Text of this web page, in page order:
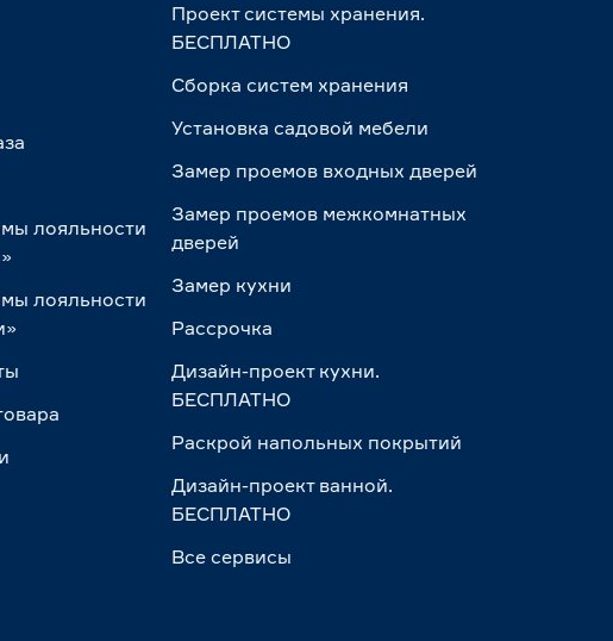
лояльности
лояльности
Проект системы хранения.
БЕСПЛАТНО
Сборка систем хранения
Установка садовой мебели
Замер проемов входных дверей
Замер проемов межкомнатных
дверей
Замер кухни
Рассрочка
Дизайн-проект кухни.
БЕСПЛАТНО
Раскрой напольных покрытий
Дизайн-проект ванной.
БЕСПЛАТНО
Все сервисы